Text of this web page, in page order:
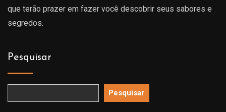
que terão prazer em fazer você descobrir seus sabores e
segredos.
Pesquisar
Pesquisar